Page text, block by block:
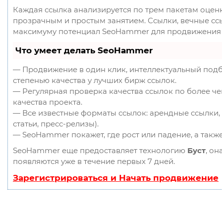
Каждая ссылка анализируется по трем пакетам
прозрачным и простым занятием. Ссылки, вечные
максимуму потенциал SeoHammer для продвижения
Что умеет делать SeoHammer
— Продвижение в один клик, интеллектуальный
степенью качества у лучших бирж ссылок.
— Регулярная проверка качества ссылок по более
качества проекта.
— Все известные форматы ссылок: арендные
статьи, пресс-релизы).
— SeoHammer покажет, где рост или падение, а
SeoHammer еще предоставляет технологию Буст,
появляются уже в течение первых 7 дней.
Зарегистрироваться и Начать продвижение